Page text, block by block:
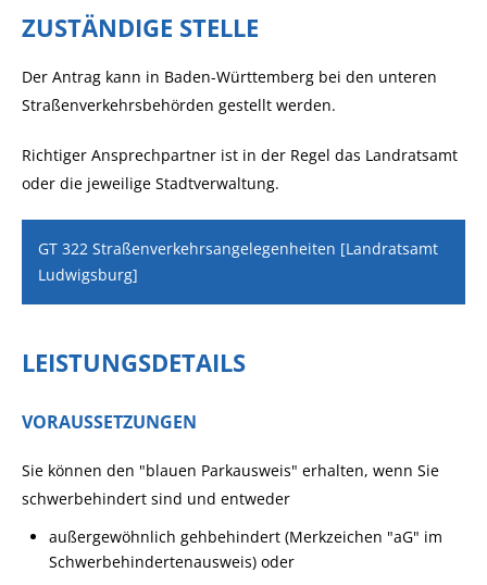
ZUSTÄNDIGE STELLE
Der Antrag kann in Baden-Württemberg bei den unteren
Straßenverkehrsbehörden gestellt werden.
Richtiger Ansprechpartner ist in der Regel das Landratsamt
oder die jeweilige Stadtverwaltung.
GT 322 Straßenverkehrsangelegenheiten [Landratsamt
Ludwigsburg]
LEISTUNGSDETAILS
VORAUSSETZUNGEN
Sie können den "blauen Parkausweis" erhalten, wenn Sie
schwerbehindert sind und entweder
außergewöhnlich gehbehindert (Merkzeichen "aG" im
Schwerbehindertenausweis) oder